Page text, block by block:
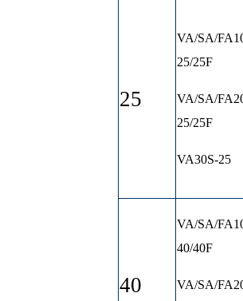
25
VA/SA/
25/25F
VA/SA/
25/25F
VA30S-25
40
VA/SA/
40/40F
VA/SA/